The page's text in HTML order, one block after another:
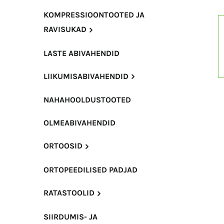
KOMPRESSIOONTOOTED JA
RAVISUKAD
LASTE ABIVAHENDID
LIIKUMISABIVAHENDID
NAHAHOOLDUSTOOTED
OLMEABIVAHENDID
ORTOOSID
ORTOPEEDILISED PADJAD
RATASTOOLID
SIIRDUMIS- JA